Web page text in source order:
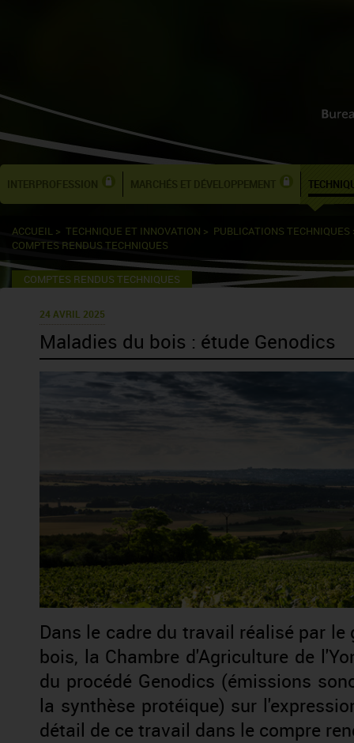
INTERPROFESSION MARCHÉS ET DÉVELOPPEMENT
ACCUEIL > TECHNIQUE ET INNOVATION > PUBLICATIONS TECHNIQUES
COMPTES RENDUS TECHNIQUES
COMPTES RENDUS TECHNIQUES
24 AVRIL 2025
Maladies du bois : étude Genodics
Dans le cadre du travail réalisé par
bois, la Chambre d'Agriculture de
du procédé Genodics (émissions
la synthèse protéique) sur
détail de ce travail dans le compre